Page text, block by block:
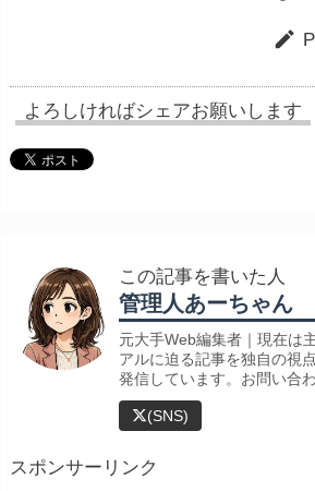

よろしければシェアお願いします
この記事を書いた人
管理人あーちゃん
元大手Web編集者｜現在は
アルに迫る記事を独自の視
発信しています。お問い合
(SNS)
スポンサーリンク